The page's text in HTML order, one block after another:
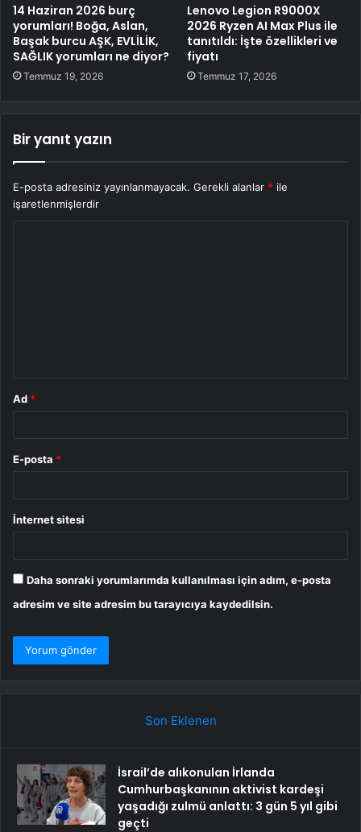
14 Haziran 2026 burç
yorumları! Boğa, Aslan,
Başak burcu AŞK, EVLİLİK,
SAĞLIK yorumları ne diyor?
Temmuz 19, 2026
Lenovo Legion R9000X
2026 Ryzen AI Max Plus ile
tanıtıldı: İşte özellikleri ve
fiyatı
Temmuz 17, 2026
Bir yanıt yazın
E-posta adresiniz yayınlanmayacak. Gerekli alanlar * ile
işaretlenmişlerdir
Ad *
E-posta *
İnternet sitesi
Daha sonraki yorumlarımda kullanılması için adım, e-posta
adresim ve site adresim bu tarayıcıya kaydedilsin.
Son Eklenen
İsrail’de alıkonulan İrlanda
Cumhurbaşkanının aktivist kardeşi
yaşadığı zulmü anlattı: 3 gün 5 yıl gibi
geçti